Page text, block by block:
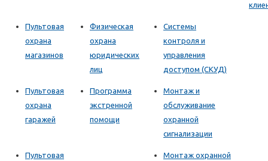
Пультовая
охрана
магазинов
Физическая
охрана
юридических
лиц
Системы
контроля и
управления
доступом (СКУД)
Пультовая
охрана
гаражей
Программа
экстренной
помощи
Монтаж и
обслуживание
охранной
сигнализации
Пультовая Монтаж охранной